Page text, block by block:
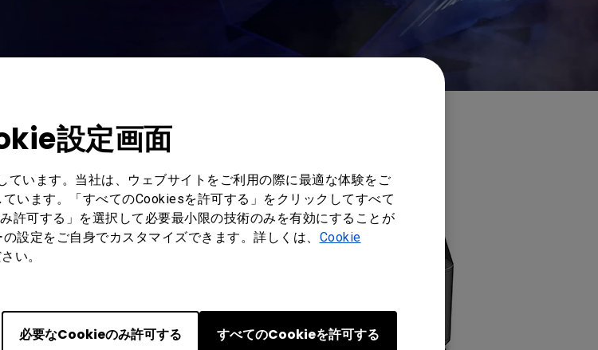
設定画面
ています。当社は、ウェブサイトをご利用の際に最適な体験をご
います。「すべてのCookiesを許可する」をクリックしてすべて
許可する」を選択して必要最小限の技術のみを有効にすることが
設定をご自身でカスタマイズできます。詳しくは、 Cookie
い。
必要なCookieのみ許可する すべてのCookieを許可する
は
会
能
ト
の